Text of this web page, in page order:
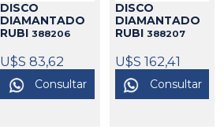
DISCO
DIAMANTADO
RUBI 388206
U$S 83,62
Consultar
DISCO
DIAMANTADO
RUBI 388207
U$S 162,41
Consultar